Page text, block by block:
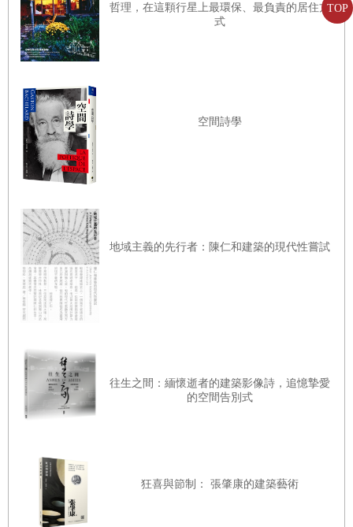
TOP
哲理，在這顆行星上最環保、最負責的居住方
式
空間詩學
地域主義的先行者：陳仁和建築的現代性嘗試
往生之間：緬懷逝者的建築影像詩，追憶摯愛
的空間告別式
狂喜與節制： 張肇康的建築藝術